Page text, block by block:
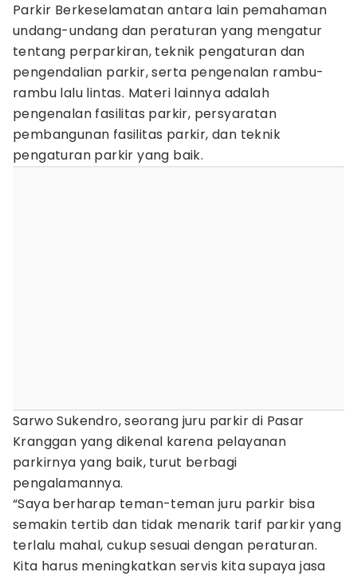
Parkir Berkeselamatan antara lain pemahaman
undang-undang dan peraturan yang mengatur
tentang perparkiran, teknik pengaturan dan
pengendalian parkir, serta pengenalan rambu-
rambu lalu lintas. Materi lainnya adalah
pengenalan fasilitas parkir, persyaratan
pembangunan fasilitas parkir, dan teknik
pengaturan parkir yang baik.
Sarwo Sukendro, seorang juru parkir di Pasar
Kranggan yang dikenal karena pelayanan
parkirnya yang baik, turut berbagi
pengalamannya.
“Saya berharap teman-teman juru parkir bisa
semakin tertib dan tidak menarik tarif parkir yang
terlalu mahal, cukup sesuai dengan peraturan.
Kita harus meningkatkan servis kita supaya jasa